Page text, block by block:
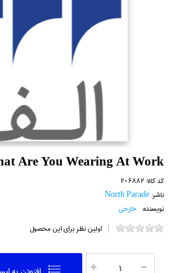
Are You Wearing At Work
کد کالا:206882
ناشر:North Parade
نویسنده: خارجي
اولین نظر برای این محصول